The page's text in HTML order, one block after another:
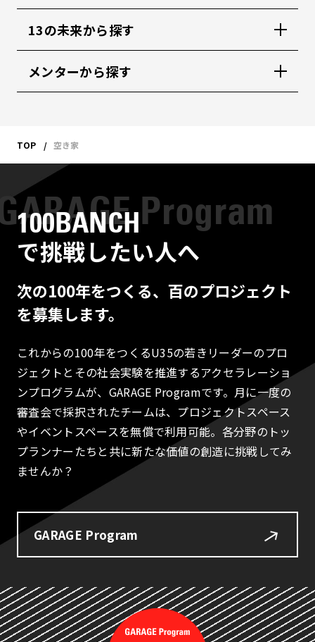
13の未来から探す
メンターから探す
TOP 空き家
100BANCH
で挑戦したい人へ
次の100年をつくる、百のプロジェクト
を募集します。
これからの100年をつくるU35の若きリーダーのプロ
ジェクトとその社会実験を推進するアクセラレーショ
ンプログラムが、GARAGE Programです。月に一度の
審査会で採択されたチームは、プロジェクトスペース
やイベントスペースを無償で利用可能。各分野のトッ
プランナーたちと共に新たな価値の創造に挑戦してみ
ませんか？
GARAGE Program